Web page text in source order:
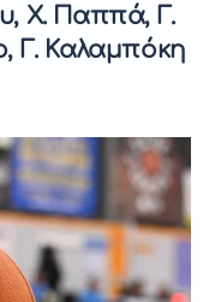
Χ. Παππά, Γ.
Γ. Καλαμπόκη